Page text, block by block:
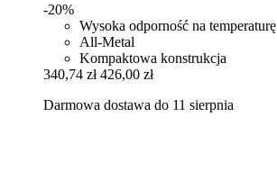
-20%
Wysoka odporność na temperaturę
All-Metal
Kompaktowa konstrukcja
340,74 zł 426,00 zł
Darmowa dostawa do 11 sierpnia